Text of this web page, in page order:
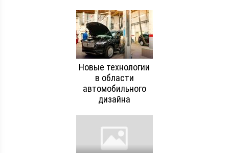
Новые технологии
в области
автомобильного
дизайна